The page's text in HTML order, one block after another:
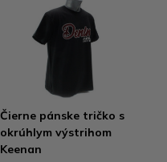
Čierne pánske tričko s
okrúhlym výstrihom
Keenan